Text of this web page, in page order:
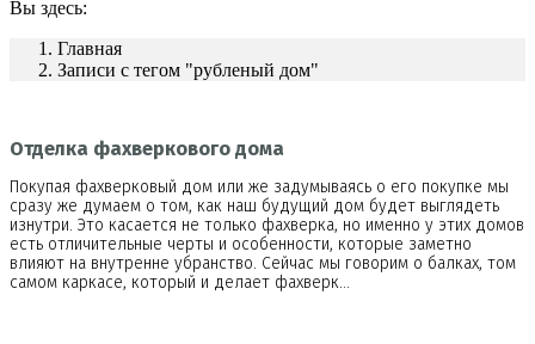
Вы здесь:
Главная
Записи с тегом "рубленый дом"
Отделка фахверкового дома
Покупая фахверковый дом или же задумываясь о его покупке мы
сразу же думаем о том, как наш будущий дом будет выглядеть
изнутри. Это касается не только фахверка, но именно у этих домов
есть отличительные черты и особенности, которые заметно
влияют на внутренне убранство. Сейчас мы говорим о балках, том
самом каркасе, который и делает фахверк…